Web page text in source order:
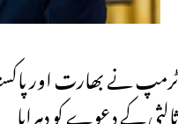
ٹرمپ نے بھارت اور
ثالثی کے دعوے کو دہرایا